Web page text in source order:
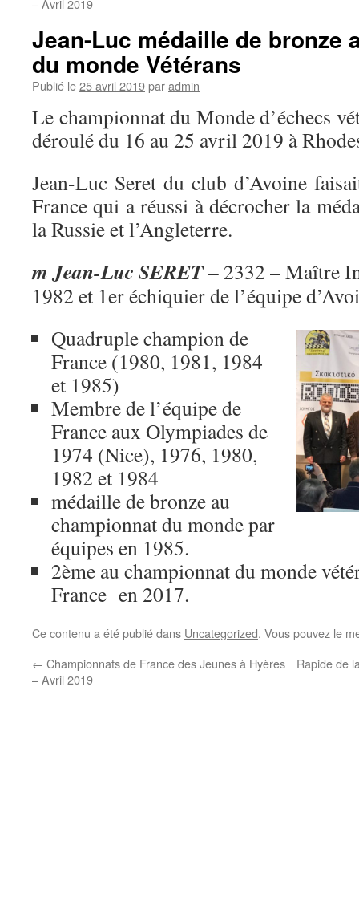
– Avril 2019
Jean-Luc médaille de bronze
du monde Vétérans
Publié le25 avril 2019paradmin
Le championnat du Monde d’échecs
déroulé du 16 au 25 avril 2019 à
Jean-Luc Seret du club d’Avoine
France qui a réussi à décrocher la
la Russie et l’Angleterre.
m Jean-Luc SERET– 2332 – Maître
1982 et 1er échiquier de l’équipe
Quadruple champion de
France (1980, 1981, 1984
et 1985)
Membre de l’équipe de
France aux Olympiades de
1974 (Nice), 1976, 1980,
1982 et 1984
médaille de bronze au
championnat du monde par
équipes en 1985.
2ème au championnat du monde
France en 2017.
Ce contenu a été publié dans Uncategorized. Vous pouvez le
← Championnats de France des Jeunes à Hyères
– Avril 2019
Rapide de